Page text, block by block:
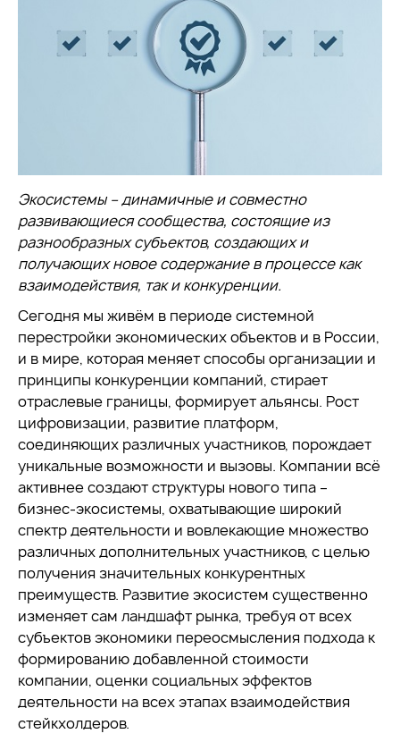
Экосистемы – динамичные и совместно
развивающиеся сообщества, состоящие из
разнообразных субъектов, создающих и
получающих новое содержание в процессе как
взаимодействия, так и конкуренции.
Сегодня мы живём в периоде системной
перестройки экономических объектов и в России,
и в мире, которая меняет способы организации и
принципы конкуренции компаний, стирает
отраслевые границы, формирует альянсы. Рост
цифровизации, развитие платформ,
соединяющих различных участников, порождает
уникальные возможности и вызовы. Компании всё
активнее создают структуры нового типа –
бизнес-экосистемы, охватывающие широкий
спектр деятельности и вовлекающие множество
различных дополнительных участников, с целью
получения значительных конкурентных
преимуществ. Развитие экосистем существенно
изменяет сам ландшафт рынка, требуя от всех
субъектов экономики переосмысления подхода к
формированию добавленной стоимости
компании, оценки социальных эффектов
деятельности на всех этапах взаимодействия
стейкхолдеров.